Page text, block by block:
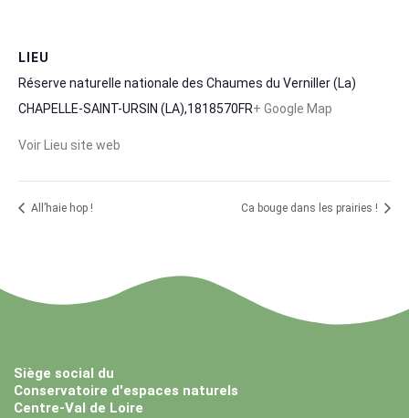
LIEU
Réserve naturelle nationale des Chaumes du Verniller (La)
CHAPELLE-SAINT-URSIN (LA),1818570FR+ Google Map
Voir Lieu site web
All’haie hop ! Ca bouge dans les prairies !
Siège social du
Conservatoire d'espaces naturels
Centre-Val de Loire